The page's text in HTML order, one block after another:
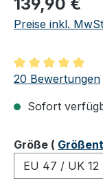
Preise inkl.
20 Bewertungen
Sofort
Größe (